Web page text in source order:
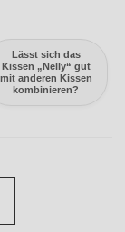
Lässt sich das
Kissen „Nelly“ gut
mit anderen Kissen
kombinieren?